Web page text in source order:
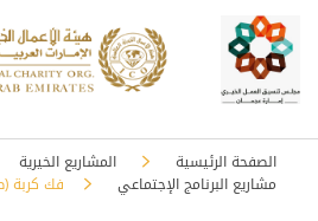
الصفحة الرئيسية المشاريع الخيرية
مشاريع البرنامج الإجتماعي
فك كربة